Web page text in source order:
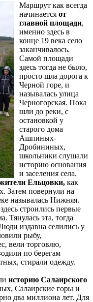
Маршрут как всегда
начинается от
главной площади,
именно здесь в
конце 19 века село
заканчивалось.
Самой площади
здесь тогда не было,
просто шла дорога к
Черной горе, и
называлась улица
Черногорская. Пока
шли до реки, с
остановкой у
старого дома
Ашпиных-
Дробининых,
школьники слушали
историю основания
и заселения села.
Ельцовки, как
Затем повернули на
называлась Нижняя.
строились первые
Тянулась эта, тогда
издавна селились у
рыбу,
вели торговлю,
по берегам
стирали одежду.
историю Салаирского
Салаирские горы и
два миллиона лет. Для